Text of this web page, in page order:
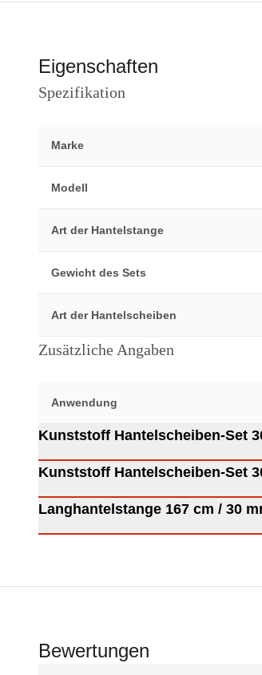
Eigenschaften
Spezifikation
Marke
Modell
Art der Hantelstange
Gewicht des Sets
Art der Hantelscheiben
Zusätzliche Angaben
Anwendung
Bewertungen